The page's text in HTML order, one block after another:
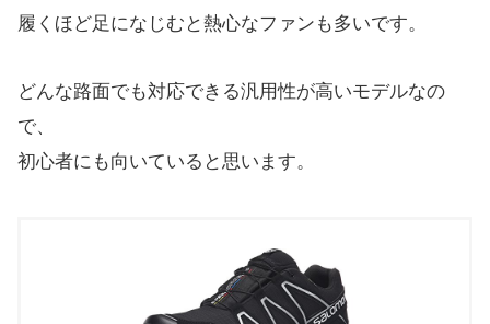
履くほど足になじむと熱心なファンも多いです。
どんな路面でも対応できる汎用性が高いモデルなの
で、
初心者にも向いていると思います。